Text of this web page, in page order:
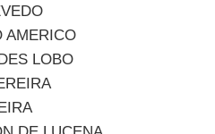
AMERICO
LOBO